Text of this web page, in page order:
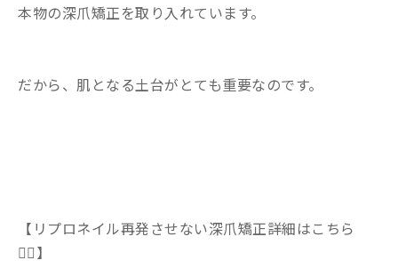
本物の深爪矯正を取り入れています。
だから、肌となる土台がとても重要なのです。
【リプロネイル再発させない深爪矯正詳細はこちら
💁‍♀️】